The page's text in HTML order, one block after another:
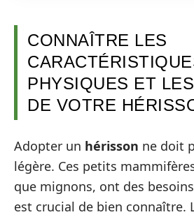
CONNAÎTRE LES
PHYSIQUES ET
DE VOTRE
Adopter un hérisson ne doit
légère. Ces petits
que mignons, ont des
est crucial de bien connaître.